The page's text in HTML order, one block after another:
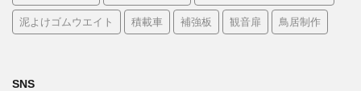
泥よけゴムウエイト 積載車 補強板 観音扉 鳥居制作
SNS